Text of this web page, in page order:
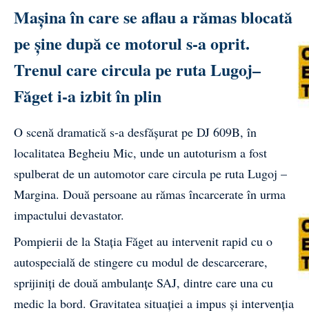
Mașina în care se aflau a rămas blocată
pe șine după ce motorul s-a oprit.
Trenul care circula pe ruta Lugoj–
Făget i-a izbit în plin
O scenă dramatică s-a desfășurat pe DJ 609B, în
localitatea Begheiu Mic, unde un autoturism a fost
spulberat de un automotor care circula pe ruta Lugoj –
Margina. Două persoane au rămas încarcerate în urma
impactului devastator.
Pompierii de la Stația Făget au intervenit rapid cu o
autospecială de stingere cu modul de descarcerare,
sprijiniți de două ambulanțe SAJ, dintre care una cu
medic la bord. Gravitatea situației a impus și intervenția